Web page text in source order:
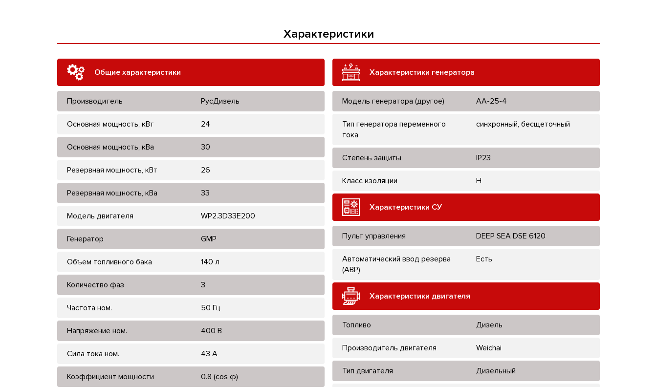
Характеристики
Общие характеристики
Производитель РусДизель
Основная мощность, кВт 24
Основная мощность, кВа 30
Резервная мощность, кВт 26
Резервная мощность, кВа 33
Модель двигателя WP2.3D33E200
Генератор GMP
Объем топливного бака 140 л
Количество фаз 3
Частота ном. 50 Гц
Напряжение ном. 400 В
Сила тока ном. 43 А
Коэффициент мощности 0.8 (cos φ)
Характеристики генератора
Модель генератора (другое) AA-25-4
Тип генератора переменного
тока
синхронный, бесщеточный
Степень защиты IP23
Класс изоляции H
Характеристики СУ
Пульт управления DEEP SEA DSE 6120
Автоматический ввод резерва
(АВР)
Есть
Характеристики двигателя
Топливо Дизель
Производитель двигателя Weichai
Тип двигателя Дизельный